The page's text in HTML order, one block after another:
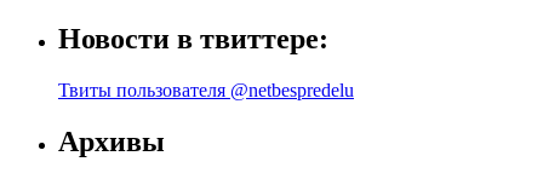
Новости в твиттере:
Твиты пользователя @netbespredelu
Архивы